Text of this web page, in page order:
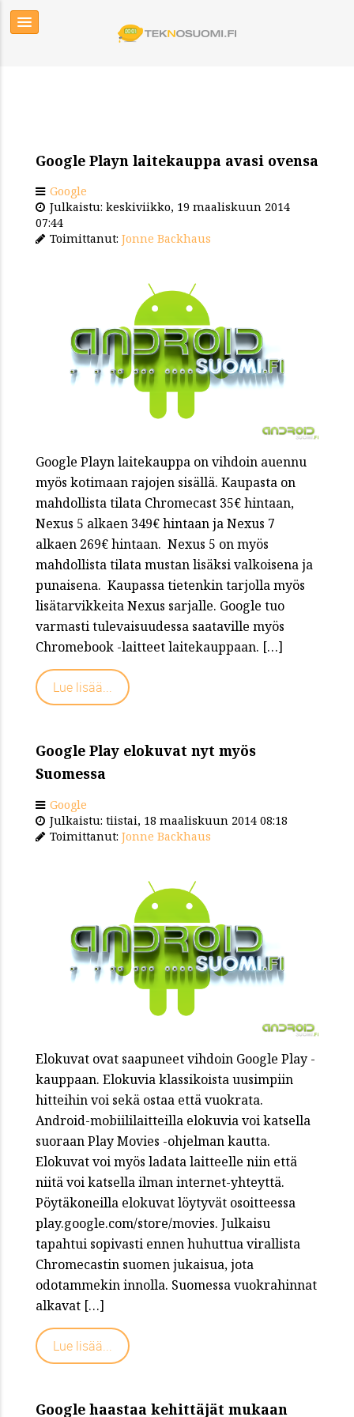
Google Playn laitekauppa avasi ovensa
Google
Julkaistu: keskiviikko, 19 maaliskuun 2014
07:44
Toimittanut: Jonne Backhaus
Google Playn laitekauppa on vihdoin auennu
myös kotimaan rajojen sisällä. Kaupasta on
mahdollista tilata Chromecast 35€ hintaan,
Nexus 5 alkaen 349€ hintaan ja Nexus 7
alkaen 269€ hintaan. Nexus 5 on myös
mahdollista tilata mustan lisäksi valkoisena ja
punaisena. Kaupassa tietenkin tarjolla myös
lisätarvikkeita Nexus sarjalle. Google tuo
varmasti tulevaisuudessa saataville myös
Chromebook -laitteet laitekauppaan. […]
Lue lisää...
Google Play elokuvat nyt myös
Suomessa
Google
Julkaistu: tiistai, 18 maaliskuun 2014 08:18
Toimittanut: Jonne Backhaus
Elokuvat ovat saapuneet vihdoin Google Play -
kauppaan. Elokuvia klassikoista uusimpiin
hitteihin voi sekä ostaa että vuokrata.
Android-mobiililaitteilla elokuvia voi katsella
suoraan Play Movies -ohjelman kautta.
Elokuvat voi myös ladata laitteelle niin että
niitä voi katsella ilman internet-yhteyttä.
Pöytäkoneilla elokuvat löytyvät osoitteessa
play.google.com/store/movies. Julkaisu
tapahtui sopivasti ennen huhuttua virallista
Chromecastin suomen jukaisua, jota
odotammekin innolla. Suomessa vuokrahinnat
alkavat […]
Lue lisää...
Google haastaa kehittäjät mukaan